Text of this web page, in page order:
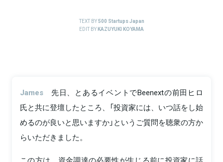
TEXT BY500 Startups Japan
EDIT BYKAZUYUKI KOYAMA
James
先日、とあるイベントでBeenextの前田ヒロ
氏と共に登壇したところ、「投資家には、いつ話をし始
めるのが良いと思いますか」というご質問を聴衆の方か
らいただきました。